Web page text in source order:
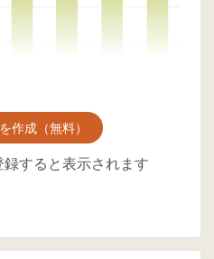
作成（無料）
すると表示されます